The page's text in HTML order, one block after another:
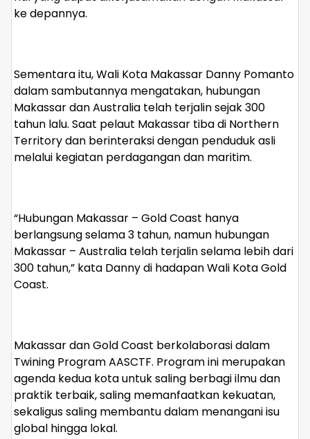
ke depannya.
Sementara itu, Wali Kota Makassar Danny Pomanto
dalam sambutannya mengatakan, hubungan
Makassar dan Australia telah terjalin sejak 300
tahun lalu. Saat pelaut Makassar tiba di Northern
Territory dan berinteraksi dengan penduduk asli
melalui kegiatan perdagangan dan maritim.
“Hubungan Makassar – Gold Coast hanya
berlangsung selama 3 tahun, namun hubungan
Makassar – Australia telah terjalin selama lebih dari
300 tahun,” kata Danny di hadapan Wali Kota Gold
Coast.
Makassar dan Gold Coast berkolaborasi dalam
Twining Program AASCTF. Program ini merupakan
agenda kedua kota untuk saling berbagi ilmu dan
praktik terbaik, saling memanfaatkan kekuatan,
sekaligus saling membantu dalam menangani isu
global hingga lokal.